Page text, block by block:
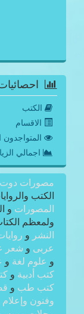
الكتب
الاقسام
المتواجدون
اجمالي
مصورات
الكتب
المصورات و
ولمعظم
النشر و
عربى و شعر
و علوم لغة و
كتب أدبية و
كتب طب و
وفنون وإعلام